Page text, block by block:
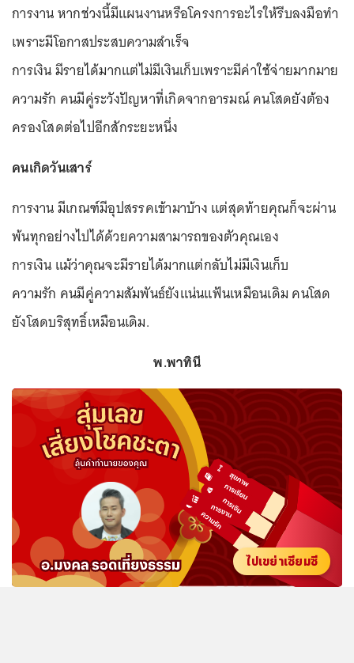
การงาน หากช่วงนี้มีแผนงานหรือโครงการอะไรให้รีบลงมือทำ
เพราะมีโอกาสประสบความสำเร็จ
การเงิน มีรายได้มากแต่ไม่มีเงินเก็บเพราะมีค่าใช้จ่ายมากมาย
ความรัก คนมีคู่ระวังปัญหาที่เกิดจากอารมณ์ คนโสดยังต้อง
ครองโสดต่อไปอีกสักระยะหนึ่ง
คนเกิดวันเสาร์
การงาน มีเกณฑ์มีอุปสรรคเข้ามาบ้าง แต่สุดท้ายคุณก็จะผ่าน
พ้นทุกอย่างไปได้ด้วยความสามารถของตัวคุณเอง
การเงิน แม้ว่าคุณจะมีรายได้มากแต่กลับไม่มีเงินเก็บ
ความรัก คนมีคู่ความสัมพันธ์ยังแน่นแฟ้นเหมือนเดิม คนโสด
ยังโสดบริสุทธิ์เหมือนเดิม.
พ.พาทินี
ไปเขย่าเซียมซี